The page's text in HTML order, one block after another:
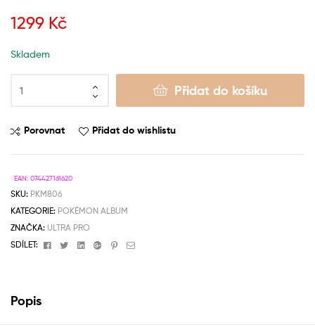
1299 Kč
Skladem
Přidat do košíku
Porovnat Přidat do wishlistu
EAN: 074427161620
SKU: PKM806
KATEGORIE: POKÉMON ALBUM
ZNAČKA: ULTRA PRO
SDÍLET:
FacebookTwitterLinkedinGoogle+Pinterest
Email
Popis